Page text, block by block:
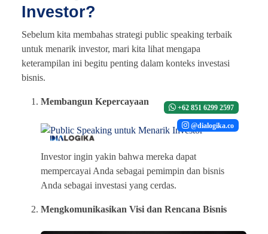
Investor?
Sebelum kita membahas strategi public speaking terbaik
untuk menarik investor, mari kita lihat mengapa
keterampilan ini begitu penting dalam konteks investasi
bisnis.
Membangun Kepercayaan
+62 851 6299 2597
@dialogika.co
Investor ingin yakin bahwa mereka dapat
mempercayai Anda sebagai pemimpin dan bisnis
Anda sebagai investasi yang cerdas.
Mengkomunikasikan Visi dan Rencana Bisnis